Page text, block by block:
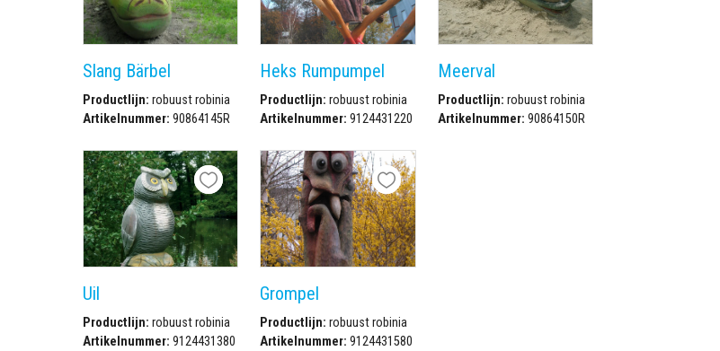
Slang Bärbel
Productlijn: robuust robinia
Artikelnummer: 90864145R
Heks Rumpumpel
Productlijn: robuust robinia
Artikelnummer: 9124431220
Meerval
Productlijn: robuust robinia
Artikelnummer: 90864150R
Uil
Productlijn: robuust robinia
Artikelnummer: 9124431380
Grompel
Productlijn: robuust robinia
Artikelnummer: 9124431580